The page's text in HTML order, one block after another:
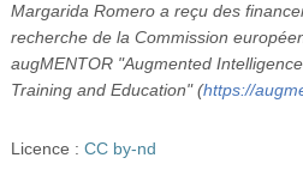
Margarida Romero a reçu des
recherche de la Commission
augMENTOR "Augmented
Training and Education" (https://
Licence : CC by-nd